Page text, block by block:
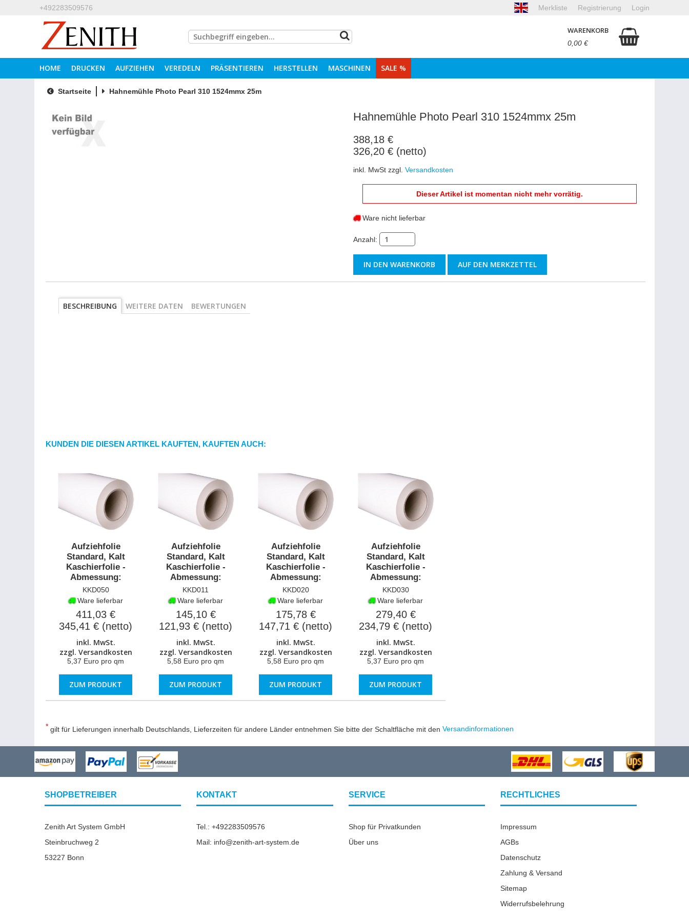
+492283509576 Login
Registrierung
Merkliste
WARENKORB
0,00 €
HOME DRUCKEN AUFZIEHEN VEREDELN PRÄSENTIEREN HERSTELLEN MASCHINEN SALE %
Startseite Hahnemühle Photo Pearl 310 1524mmx 25m
Hahnemühle Photo Pearl 310 1524mmx 25m
388,18 €
326,20 € (netto)
inkl. MwSt zzgl. Versandkosten
Dieser Artikel ist momentan nicht mehr vorrätig.
Ware nicht lieferbar
Anzahl:
AUF DEN MERKZETTEL
BESCHREIBUNG WEITERE DATEN BEWERTUNGEN
KUNDEN DIE DIESEN ARTIKEL KAUFTEN, KAUFTEN AUCH:
Aufziehfolie
Standard, Kalt
Kaschierfolie -
Abmessung:
1530mmx50m
KKD050
Ware lieferbar
411,03 €
345,41 € (netto)
inkl. MwSt.
zzgl. Versandkosten
5,37 Euro pro qm
ZUM PRODUKT
Aufziehfolie
Standard, Kalt
Kaschierfolie -
Abmessung:
520mmx50m
KKD011
Ware lieferbar
145,10 €
121,93 € (netto)
inkl. MwSt.
zzgl. Versandkosten
5,58 Euro pro qm
ZUM PRODUKT
Aufziehfolie
Standard, Kalt
Kaschierfolie -
Abmessung:
630mmx50m
KKD020
Ware lieferbar
175,78 €
147,71 € (netto)
inkl. MwSt.
zzgl. Versandkosten
5,58 Euro pro qm
ZUM PRODUKT
Aufziehfolie
Standard, Kalt
Kaschierfolie -
Abmessung:
1040mmx50m
KKD030
Ware lieferbar
279,40 €
234,79 € (netto)
inkl. MwSt.
zzgl. Versandkosten
5,37 Euro pro qm
ZUM PRODUKT
* gilt für Lieferungen innerhalb Deutschlands, Lieferzeiten für andere Länder entnehmen Sie bitte der Schaltfläche mit den Versandinformationen
SHOPBETREIBER
Zenith Art System GmbH
Steinbruchweg 2
53227 Bonn
KONTAKT
Tel.: +492283509576
Mail: info@zenith-art-system.de
SERVICE
Shop für Privatkunden
Über uns
RECHTLICHES
Impressum
AGBs
Datenschutz
Zahlung & Versand
Sitemap
Widerrufsbelehrung